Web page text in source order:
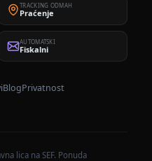
TRACKING ODMAH
Praćenje
AUTOMATSKI
Fiskalni
BlogPrivatnost
lica na SEF. Ponuda